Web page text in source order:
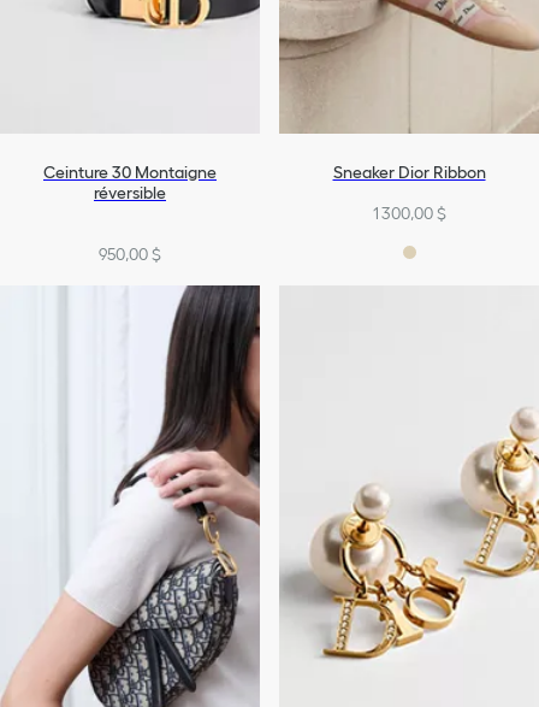
Ceinture 30 Montaigne
réversible
950,00 $
Sneaker Dior Ribbon
1 300,00 $